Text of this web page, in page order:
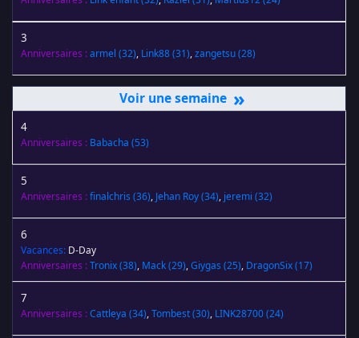
3
Anniversaires :armel (32), Link88(31),zangetsu(28)
»
4
Anniversaires : Babacha (53)
5
Anniversaires :finalchris (36), Jehan Roy(34), jeremi (32)
6
Vacances: D-Day
Anniversaires :Tronix(38), Mack(29),Giygas (25), DragonSix(17)
7
Anniversaires :Cattleya (34),Tombest(30), LINK28700(24)